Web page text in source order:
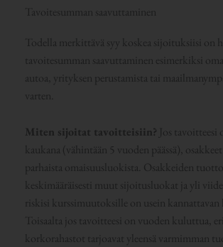
Tavoitesumman saavuttaminen
Todella merkittävä syy koskea sijoituksiisi on
tavoitesumman saavuttaminen esimerkiksi
autoa, yrityksen perustamista tai
varten.
Miten sijoitat tavoitteisiin? Jos tavoitteesi
kaukana (vähintään 5 vuoden päässä),
parhaista omaisuusluokista. Osakkeiden
keskimääräisesti muut sijoitusluokat ja yli
riskisi kurssimuutoksille on usein
Toisaalta jos tavoitteesi on vuoden kuluttua,
korkorahastot tarjoavat yleensä varmimman